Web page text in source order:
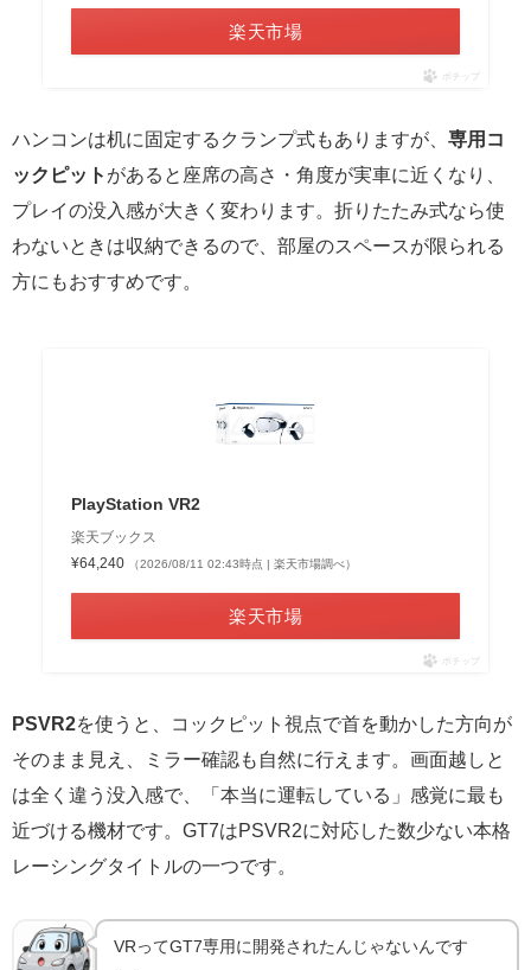
楽天市場
ポチップ
ハンコンは机に固定するクランプ式もありますが、 専用コ
ックピット があると座席の高さ・角度が実車に近くなり、
プレイの没入感が大きく変わります。折りたたみ式なら使
わないときは収納できるので、部屋のスペースが限られる
方にもおすすめです。
PlayStation VR2
楽天ブックス
¥64,240
（2026/08/11 02:43時点 | 楽天市場調べ）
楽天市場
ポチップ
PSVR2を使うと、コックピット視点で首を動かした方向が
そのまま見え、ミラー確認も自然に行えます。画面越しと
は全く違う没入感で、「本当に運転している」感覚に最も
近づける機材です。GT7はPSVR2に対応した数少ない本格
レーシングタイトルの一つです。
VRってGT7専用に開発されたんじゃないんです